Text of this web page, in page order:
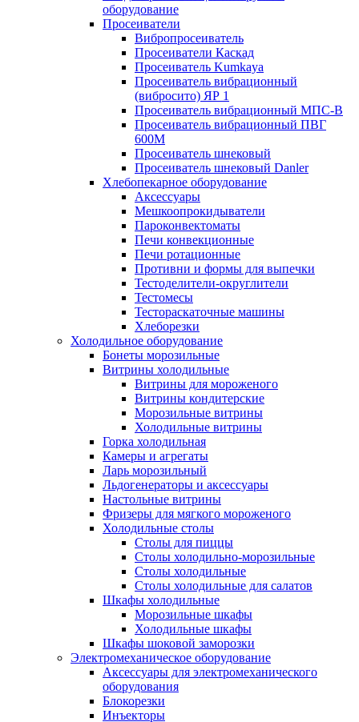
оборудование
Просеиватели
Вибропросеиватель
Просеиватели Каскад
Просеиватель Kumkaya
Просеиватель вибрационный
(вибросито) ЯР 1
Просеиватель вибрационный МПС-В
Просеиватель вибрационный ПВГ
600М
Просеиватель шнековый
Просеиватель шнековый Danler
Хлебопекарное оборудование
Аксессуары
Мешкоопрокидыватели
Пароконвектоматы
Печи конвекционные
Печи ротационные
Противни и формы для выпечки
Тестоделители-округлители
Тестомесы
Тестораскаточные машины
Хлеборезки
Холодильное оборудование
Бонеты морозильные
Витрины холодильные
Витрины для мороженого
Витрины кондитерские
Морозильные витрины
Холодильные витрины
Горка холодильная
Камеры и агрегаты
Ларь морозильный
Льдогенераторы и аксессуары
Настольные витрины
Фризеры для мягкого мороженого
Холодильные столы
Столы для пиццы
Столы холодильно-морозильные
Столы холодильные
Столы холодильные для салатов
Шкафы холодильные
Mорозильные шкафы
Холодильные шкафы
Шкафы шоковой заморозки
Электромеханическое оборудование
Аксессуары для электромеханического
оборудования
Блокорезки
Инъекторы